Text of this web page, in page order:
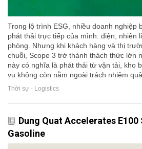
Trong lộ trình ESG, nhiều doanh nghiệp
phát thải trực tiếp của mình: điện, nhiên
phòng. Nhưng khi khách hàng và thị
chuỗi, Scope 3 trở thành thách thức lớn
này có nghĩa là phát thải từ vận tải, kho
vụ không còn nằm ngoài trách nhiệm
Thời sự - Logistics
Dung Quat Accelerates E100
Gasoline